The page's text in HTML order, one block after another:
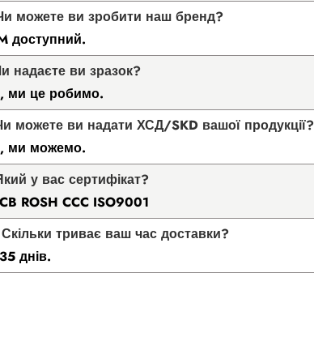
можете ви зробити наш бренд?
доступний.
надаєте ви зразок?
ми це робимо.
можете ви надати ХСД/SKD вашої продукції?
ми можемо.
у вас сертифікат?
ROSH CCC ISO9001
триває ваш час доставки?
днів.